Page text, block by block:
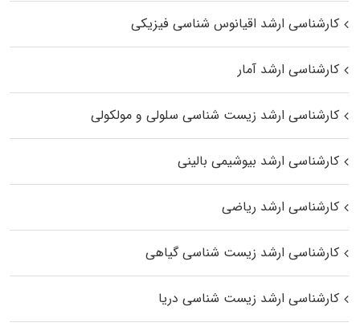
کارشناسی ارشد اقیانوس‌ شناسی فیزیکی
کارشناسی ارشد آمار
کارشناسی ارشد زیست شناسی سلولی و مولکولی
کارشناسی ارشد بیوشیمی بالینی
کارشناسی ارشد ریاضی
کارشناسی ارشد زیست‌ شناسی گیاهی
کارشناسی ارشد زیست‌ شناسی دریا